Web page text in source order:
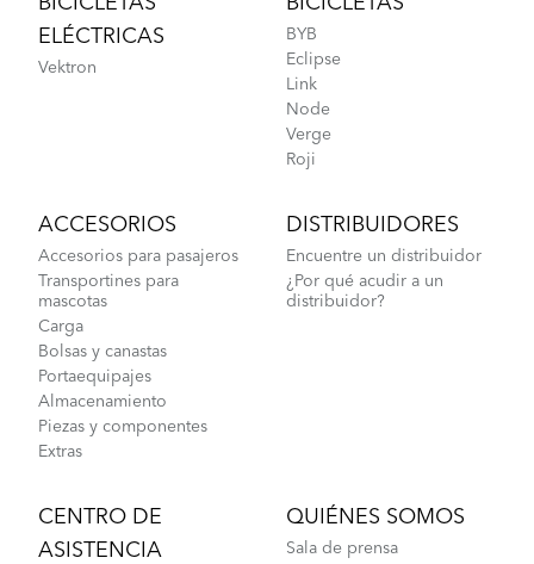
ELÉCTRICAS
Vektron
BYB
Eclipse
Link
Node
Verge
Roji
ACCESORIOS
Accesorios para pasajeros
Transportines para
mascotas
Carga
Bolsas y canastas
Portaequipajes
Almacenamiento
Piezas y componentes
Extras
DISTRIBUIDORES
Encuentre un distribuidor
¿Por qué acudir a un
distribuidor?
CENTRO DE
ASISTENCIA
QUIÉNES SOMOS
Sala de prensa